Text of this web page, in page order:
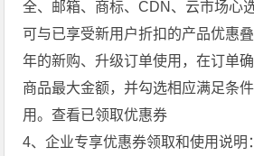
全、邮箱、商标、CDN、云市场心
可与已享受新用户折扣的产品优惠
年的新购、升级订单使用，在订单
商品最大金额，并勾选相应满足条
用。查看已领取优惠券
4、企业专享优惠券领取和使用说明